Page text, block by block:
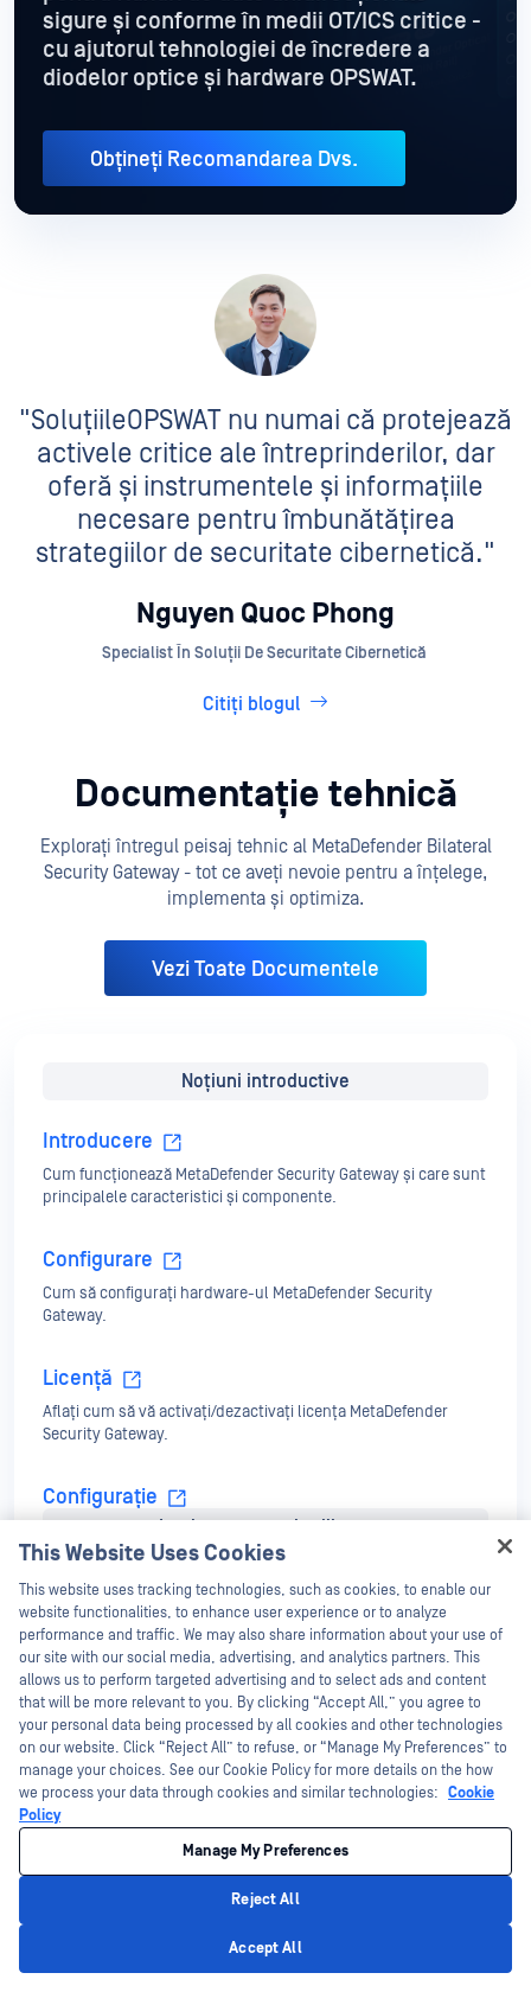
sigure și conforme în medii OT/ICS critice -
cu ajutorul tehnologiei de încredere a
diodelor optice și hardware OPSWAT.
Obțineți Recomandarea Dvs.
"SoluțiileOPSWAT nu numai că protejează
activele critice ale întreprinderilor, dar
oferă și instrumentele și informațiile
necesare pentru îmbunătățirea
strategiilor de securitate cibernetică."
Nguyen Quoc Phong
Specialist În Soluții De Securitate Cibernetică
Citiți blogul
Documentație tehnică
Explorați întregul peisaj tehnic al MetaDefender Bilateral
Security Gateway - tot ce aveți nevoie pentru a înțelege,
implementa și optimiza.
Vezi Toate Documentele
Noțiuni introductive
Introducere
Cum funcționează MetaDefender Security Gateway și care sunt
principalele caracteristici și componente.
Configurare
Cum să configurați hardware-ul MetaDefender Security
Gateway.
Licență
Aflați cum să vă activați/dezactivați licența MetaDefender
Security Gateway.
Configurație
funcției de transfer de fișiere și a unui flux Vault . Cum să
Replicarea PiToPi
Aflați cum să configurați și să utilizați MetaDefender Bilateral
Security Gateway pentru a replica Aveva PiToPi.
Conector MetaDefender Security Gateway OPC
DA/AE
Aflați cum să configurați și să utilizați MetaDefender Security
Gateway OPC Connector pentru a replica fluxurile OPC.
Replicarea MSSQL
Security Gateway pentru a replica MSSQL prin NetWall.
Aspentech IP.21 Historian replicare
Suport
This Website Uses Cookies
This website uses tracking technologies, such as cookies, to enable our
website functionalities, to enhance user experience or to analyze
performance and traffic. We may also share information about your use of
our site with our social media, advertising, and analytics partners. This
allows us to perform targeted advertising and to select ads and content
that will be more relevant to you. By clicking “Accept All,” you agree to
your personal data being processed by all cookies and other technologies
on our website. Click “Reject All” to refuse, or “Manage My Preferences” to
manage your choices. See our Cookie Policy for more details on the how
we process your data through cookies and similar technologies: Cookie
Policy
Manage My Preferences
Reject All
Accept All
Hey there!
I'm Ozzy, your OPSWAT virtual assistant.
How can I help you secure what's critical
today?